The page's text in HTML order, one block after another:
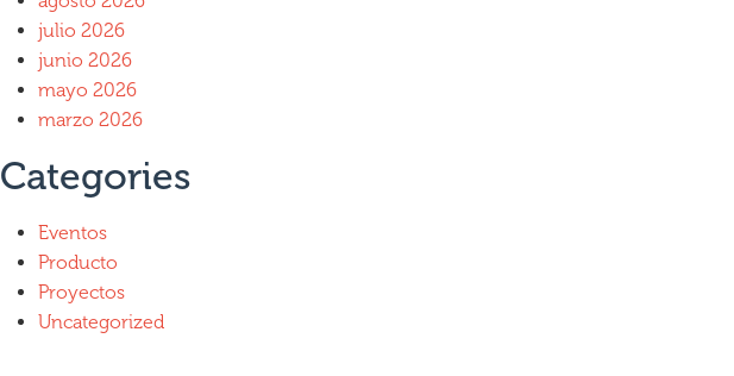
julio 2026
junio 2026
mayo 2026
marzo 2026
Categories
Eventos
Producto
Proyectos
Uncategorized